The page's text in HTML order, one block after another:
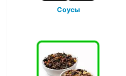
Соусы